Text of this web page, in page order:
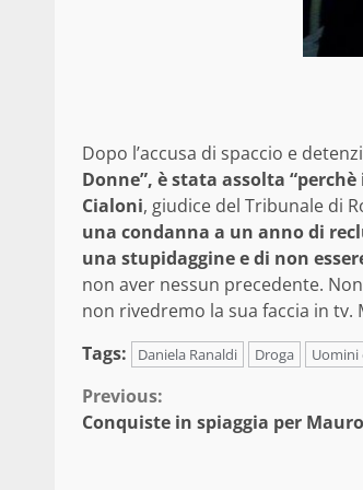
Dopo l’accusa di spaccio e
Donne”, è stata assolta
Cialoni, giudice del Tribunale di
una condanna a un anno di
una stupidaggine e di non
non aver nessun precedente.
non rivedremo la sua faccia in tv.
Tags:
Daniela Ranaldi Droga Uomini
Continue
Reading
Previous:
Conquiste in spiaggia per